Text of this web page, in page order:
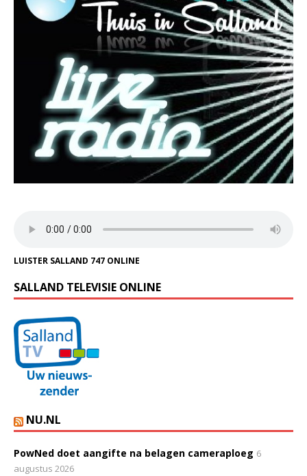
LUISTER SALLAND 747 ONLINE
SALLAND TELEVISIE ONLINE
NU.NL
PowNed doet aangifte na belagen cameraploeg 6
augustus 2026